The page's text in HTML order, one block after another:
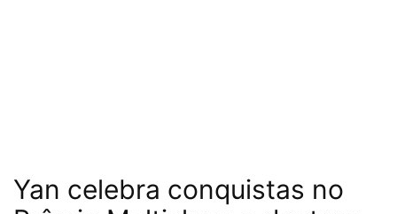
Yan celebra conquistas no